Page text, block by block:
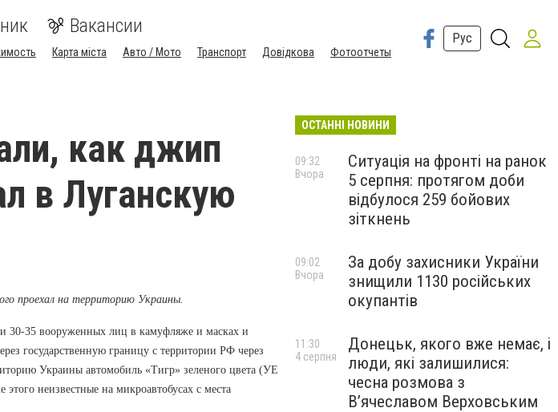
Вакансии
Карта міста Авто / Мото Транспорт Довідкова Фотоотчеты
Рус
как джип
в Луганскую
проехал на территорию Украины.
30-35 вооруженных лиц в камуфляже и масках и
государственную границу с территории РФ через
Украины автомобиль «Тигр» зеленого цвета (УЕ
неизвестные на микроавтобусах с места
ОСТАННІ НОВИНИ
Ситуація на фронті на ранок
5 серпня: протягом доби
відбулося 259 бойових
зіткнень
09:32
Вчора
За добу захисники України
знищили 1130 російських
окупантів
09:02
Вчора
Донецьк, якого вже немає, і
люди, які залишилися:
чесна розмова з
В’ячеславом Верховським
11:30
4 серпня